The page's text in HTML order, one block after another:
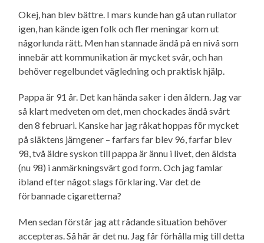
Okej, han blev bättre. I mars kunde han gå utan rullator
igen, han kände igen folk och fler meningar kom ut
någorlunda rätt. Men han stannade ändå på en nivå som
innebär att kommunikation är mycket svår, och han
behöver regelbundet vägledning och praktisk hjälp.
Pappa är 91 år. Det kan hända saker i den åldern. Jag var
så klart medveten om det, men chockades ändå svårt
den 8 februari. Kanske har jag råkat hoppas för mycket
på släktens järngener – farfars far blev 96, farfar blev
98, två äldre syskon till pappa är ännu i livet, den äldsta
(nu 98) i anmärkningsvärt god form. Och jag famlar
ibland efter något slags förklaring. Var det de
förbannade cigaretterna?
Men sedan förstår jag att rådande situation behöver
accepteras. Så här är det nu. Jag får förhålla mig till detta